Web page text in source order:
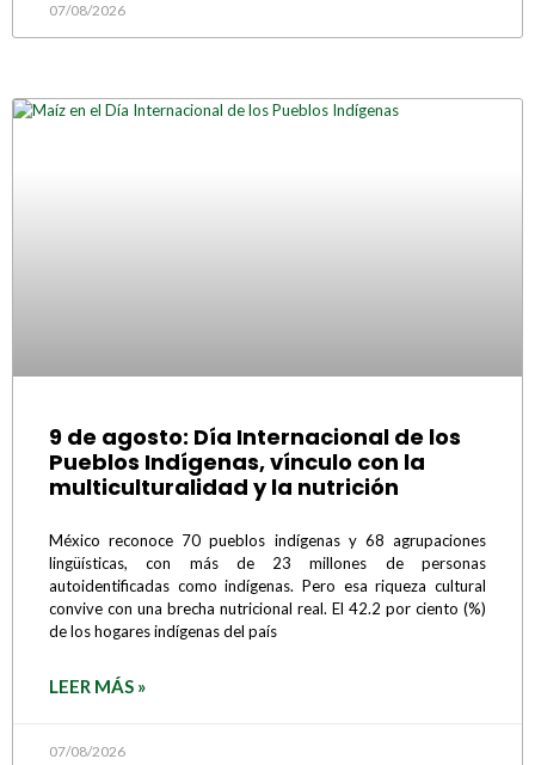
07/08/2026
9 de agosto: Día Internacional de los
Pueblos Indígenas, vínculo con la
multiculturalidad y la nutrición
México reconoce 70 pueblos indígenas y 68 agrupaciones
lingüísticas, con más de 23 millones de personas
autoidentificadas como indígenas. Pero esa riqueza cultural
convive con una brecha nutricional real. El 42.2 por ciento (%)
de los hogares indígenas del país
LEER MÁS »
07/08/2026